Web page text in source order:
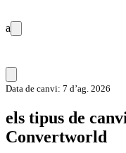
a
Data de canvi: 7 d’ag. 2026
els tipus de
Convertworld